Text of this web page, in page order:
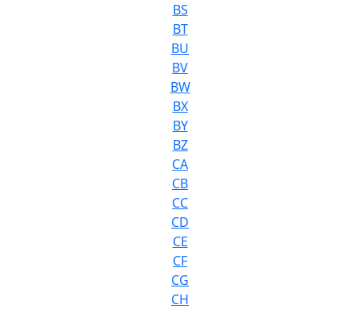
BS
BT
BU
BV
BW
BX
BY
BZ
CA
CB
CC
CD
CE
CF
CG
CH